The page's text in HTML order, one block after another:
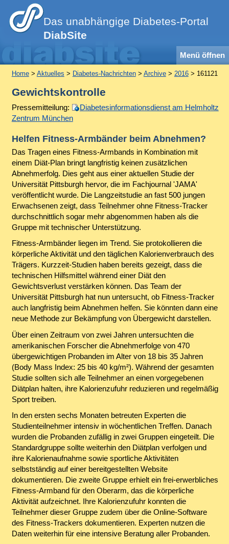
Das unabhängige Diabetes-Portal
DiabSite
Menü öffnen
Home> Aktuelles > Diabetes-Nachrichten> Archive> 2016> 161121
Gewichtskontrolle
Pressemitteilung:
Diabetesinformationsdienst am Helmholtz
Zentrum München
Helfen Fitness-Armbänder beim Abnehmen?
Das Tragen eines Fitness-Armbands in Kombination mit
einem Diät-Plan bringt langfristig keinen zusätzlichen
Abnehmerfolg. Dies geht aus einer aktuellen Studie der
Universität Pittsburgh hervor, die im Fachjournal 'JAMA'
veröffentlicht wurde. Die Langzeitstudie an fast 500 jungen
Erwachsenen zeigt, dass Teilnehmer ohne Fitness-Tracker
durchschnittlich sogar mehr abgenommen haben als die
Gruppe mit technischer Unterstützung.
Fitness-Armbänder liegen im Trend. Sie protokollieren die
körperliche Aktivität und den täglichen Kalorienverbrauch des
Trägers. Kurzzeit-Studien haben bereits gezeigt, dass die
technischen Hilfsmittel während einer Diät den
Gewichtsverlust verstärken können. Das Team der
Universität Pittsburgh hat nun untersucht, ob Fitness-Tracker
auch langfristig beim Abnehmen helfen. Sie könnten dann eine
neue Methode zur Bekämpfung von Übergewicht darstellen.
Über einen Zeitraum von zwei Jahren untersuchten die
amerikanischen Forscher die Abnehmerfolge von 470
übergewichtigen Probanden im Alter von 18 bis 35 Jahren
(Body Mass Index: 25 bis 40 kg/m²). Während der gesamten
Studie sollten sich alle Teilnehmer an einen vorgegebenen
Diätplan halten, ihre Kalorienzufuhr reduzieren und regelmäßig
Sport treiben.
In den ersten sechs Monaten betreuten Experten die
Studienteilnehmer intensiv in wöchentlichen Treffen. Danach
wurden die Probanden zufällig in zwei Gruppen eingeteilt. Die
Standardgruppe sollte weiterhin den Diätplan verfolgen und
ihre Kalorienaufnahme sowie sportliche Aktivitäten
selbstständig auf einer bereitgestellten Website
dokumentieren. Die zweite Gruppe erhielt ein frei-erwerbliches
Fitness-Armband für den Oberarm, das die körperliche
Aktivität aufzeichnet. Ihre Kalorienzufuhr konnten die
Teilnehmer dieser Gruppe zudem über die Online-Software
des Fitness-Trackers dokumentieren. Experten nutzen die
Daten weiterhin für eine intensive Beratung aller Probanden.